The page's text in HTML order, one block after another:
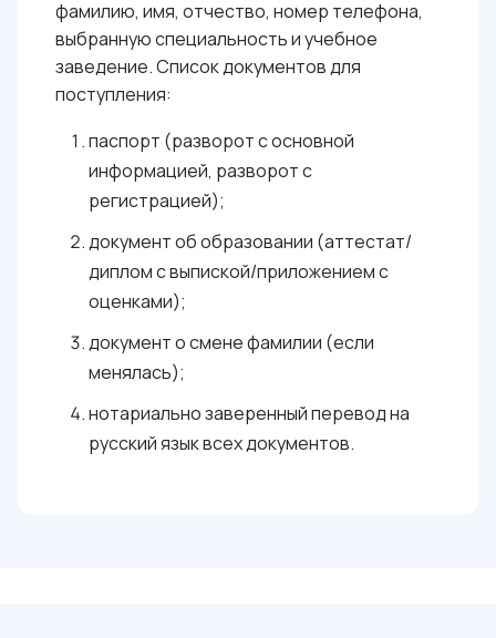
фамилию, имя, отчество, номер телефона,
выбранную специальность и учебное
заведение. Список документов для
поступления:
паспорт (разворот с основной
информацией, разворот с
регистрацией);
документ об образовании (аттестат/
диплом с выпиской/приложением с
оценками);
документ о смене фамилии (если
менялась);
нотариально заверенный перевод на
русский язык всех документов.